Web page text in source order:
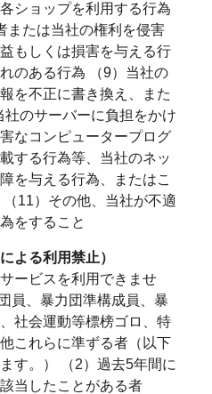
ショップを利用する行為
または当社の権利を侵害
もしくは損害を与える行
のある行為 （9）当社の
を不正に書き換え、また
のサーバーに負担をかけ
なコンピュータープログ
する行為等、当社のネッ
を与える行為、またはこ
11）その他、当社が不適
をすること
よる利用禁止）
ービスを利用できませ
員、暴力団準構成員、暴
社会運動等標榜ゴロ、特
これらに準ずる者（以下
す。） （2）過去5年間に
当したことがある者